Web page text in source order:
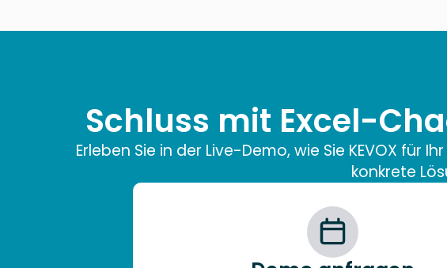
Schluss mit Excel-
Erleben Sie in der Live-Demo, wie Sie KEVOX
konkrete